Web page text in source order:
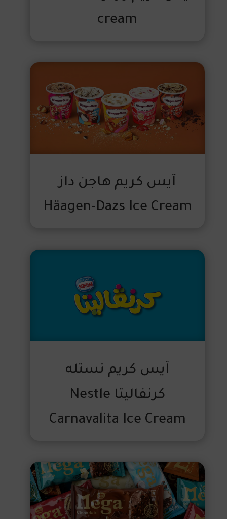
cream
آيس كريم هاجن داز
Häagen-Dazs Ice Cream
آيس كريم نستله
كرنفاليتا Nestle
Carnavalita Ice Cream